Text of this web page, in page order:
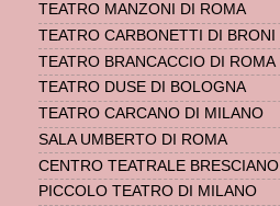
TEATRO MANZONI DI ROMA
TEATRO CARBONETTI DI BRONI
TEATRO BRANCACCIO DI ROMA
TEATRO DUSE DI BOLOGNA
TEATRO CARCANO DI MILANO
SALA UMBERTO DI ROMA
CENTRO TEATRALE BRESCIANO
PICCOLO TEATRO DI MILANO